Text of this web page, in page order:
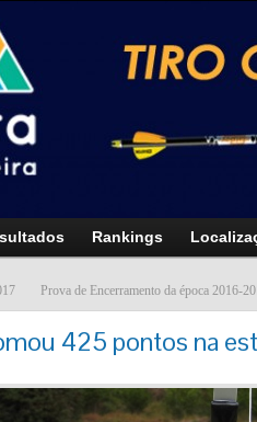
Rankings
Prova de Encerramento da época
425 pontos na